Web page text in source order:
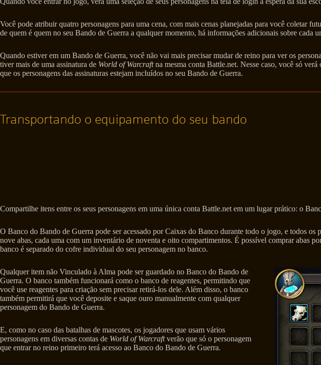
Você pode atribuir quatro personagens para uma cena, com mais cenas planejadas para você coletar
de quem é quem no seu Bando de Guerra a qualquer momento, há informações adicionais sobre cada
Quando estiver em um Bando de Guerra, você não vai mais precisar mudar de reino para ver os
tiver mais de uma assinatura de World of Warcraftna mesma conta Battle.net. Nesse caso, você só verá
que os personagens das assinaturas estejam incluídos no seu Bando de Guerra.
Transportando o equipamento do seu bando
Compartilhe itens entre os seus personagens em uma única conta Battle.net em um lugar prático: o
O Banco do Bando de Guerra pode ser acessado por Caixas do Banco durante todo o jogo, e todos
nove abas, cada uma com um inventário de noventa e oito compartimentos. É possível comprar abas
banco é separado do cofre individual do seu personagem no banco.
Qualquer item não Vinculado à Alma pode ser guardado no Banco do Bando de
Guerra. O banco também funcionará como o banco de reagentes, permitindo que
você use reagentes para criação sem precisar retirá-los dele. Além disso, o banco
também permitirá que você deposite e saque ouro manualmente com qualquer
personagem do Bando de Guerra.
E, como no caso das batalhas de mascotes, os jogadores que usam vários
personagens em diversas contas de World of Warcraftverão que só o personagem
que entrar no reino primeiro terá acesso ao Banco do Bando de Guerra.